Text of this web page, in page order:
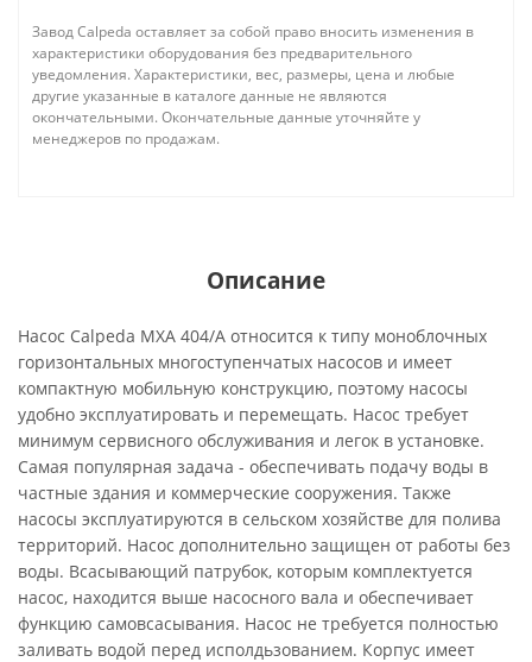
Завод Calpeda оставляет за собой право вносить изменения в
характеристики оборудования без предварительного
уведомления. Характеристики, вес, размеры, цена и любые
другие указанные в каталоге данные не являются
окончательными. Окончательные данные уточняйте у
менеджеров по продажам.
Описание
Насос Calpeda MXA 404/A относится к типу моноблочных
горизонтальных многоступенчатых насосов и имеет
компактную мобильную конструкцию, поэтому насосы
удобно эксплуатировать и перемещать. Насос требует
минимум сервисного обслуживания и легок в установке.
Самая популярная задача - обеспечивать подачу воды в
частные здания и коммерческие сооружения. Также
насосы эксплуатируются в сельском хозяйстве для полива
территорий. Насос дополнительно защищен от работы без
воды. Всасывающий патрубок, которым комплектуется
насос, находится выше насосного вала и обеспечивает
функцию самовсасывания. Насос не требуется полностью
заливать водой перед исполдьзованием. Корпус имеет